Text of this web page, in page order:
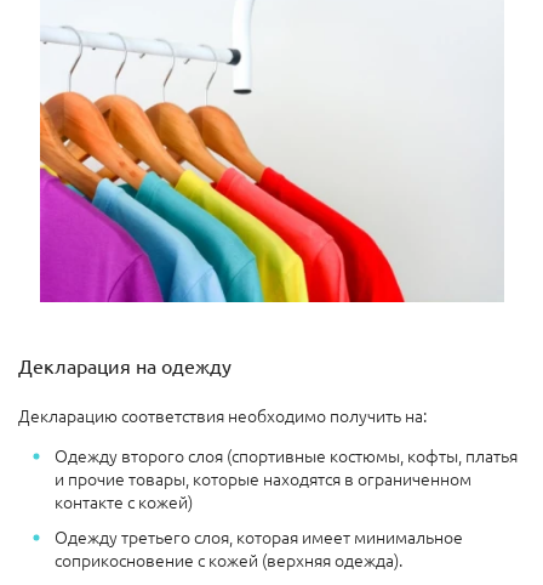
Декларация на одежду
Декларацию соответствия необходимо получить на:
Одежду второго слоя (спортивные костюмы, кофты, платья
и прочие товары, которые находятся в ограниченном
контакте с кожей)
Одежду третьего слоя, которая имеет минимальное
соприкосновение с кожей (верхняя одежда).